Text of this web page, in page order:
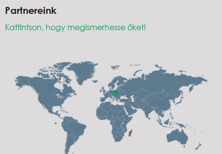
Partnereink
Kattintson, hogy megismerhesse őket!